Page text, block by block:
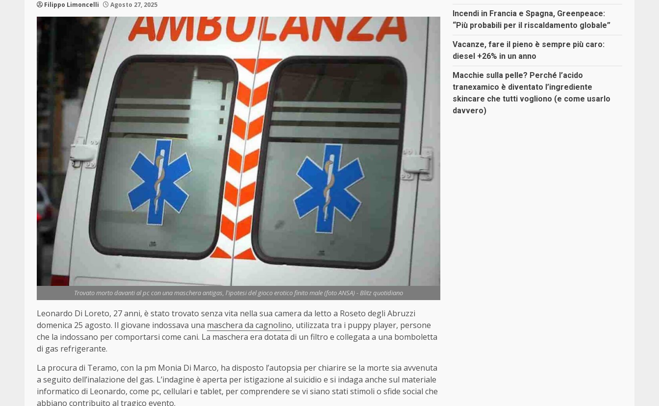
Filippo Limoncelli Agosto 27, 2025
Trovato morto davanti al pc con una maschera antigas, l'ipotesi del gioco erotico finito male (foto ANSA) - Blitz quotidiano
Leonardo Di Loreto, 27 anni, è stato trovato senza vita nella sua camera da letto a Roseto degli Abruzzi
domenica 25 agosto. Il giovane indossava una maschera da cagnolino, utilizzata tra i puppy player, persone
che la indossano per comportarsi come cani. La maschera era dotata di un filtro e collegata a una bomboletta
di gas refrigerante.
La procura di Teramo, con la pm Monia Di Marco, ha disposto l’autopsia per chiarire se la morte sia avvenuta
a seguito dell’inalazione del gas. L’indagine è aperta per istigazione al suicidio e si indaga anche sul materiale
informatico di Leonardo, come pc, cellulari e tablet, per comprendere se vi siano stati stimoli o sfide social che
abbiano contribuito al tragico evento.
Incendi in Francia e Spagna, Greenpeace:
“Più probabili per il riscaldamento globale”
Vacanze, fare il pieno è sempre più caro:
diesel +26% in un anno
Macchie sulla pelle? Perché l’acido
tranexamico è diventato l’ingrediente
skincare che tutti vogliono (e come usarlo
davvero)